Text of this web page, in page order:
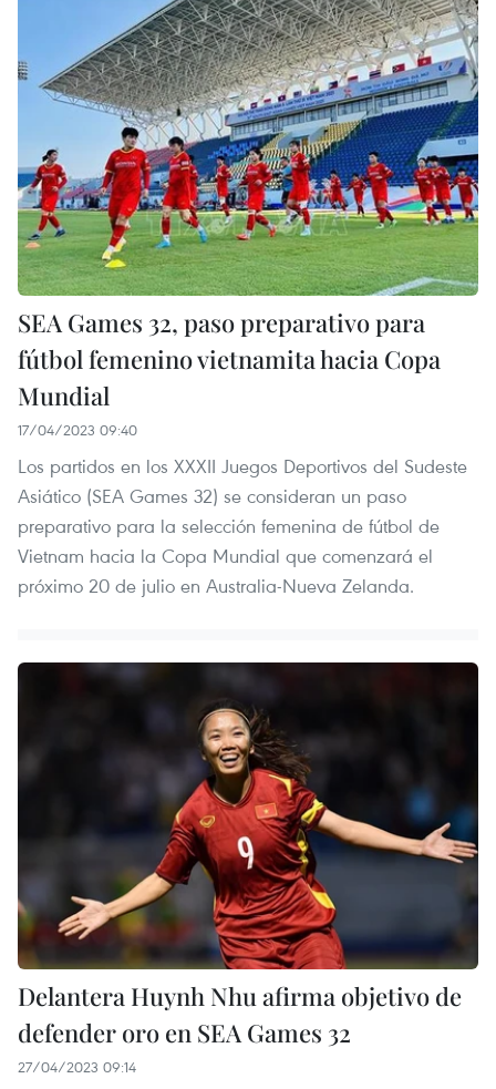
SEA Games 32, paso preparativo para
fútbol femenino vietnamita hacia Copa
Mundial
17/04/2023 09:40
Los partidos en los XXXII Juegos Deportivos del Sudeste
Asiático (SEA Games 32) se consideran un paso
preparativo para la selección femenina de fútbol de
Vietnam hacia la Copa Mundial que comenzará el
próximo 20 de julio en Australia-Nueva Zelanda.
Delantera Huynh Nhu afirma objetivo de
defender oro en SEA Games 32
27/04/2023 09:14